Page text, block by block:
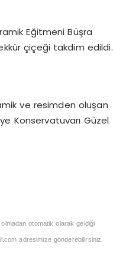
Eğitmeni Büşra
çiçeği takdim edildi.
ve resimden oluşan
Konservatuvarı Güzel
otomatik olarak geldiği
adresimize gönderebilirsiniz.